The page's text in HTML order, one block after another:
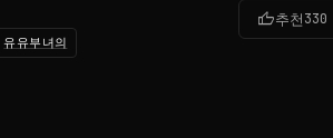
유유부녀의
thumb_up추천330